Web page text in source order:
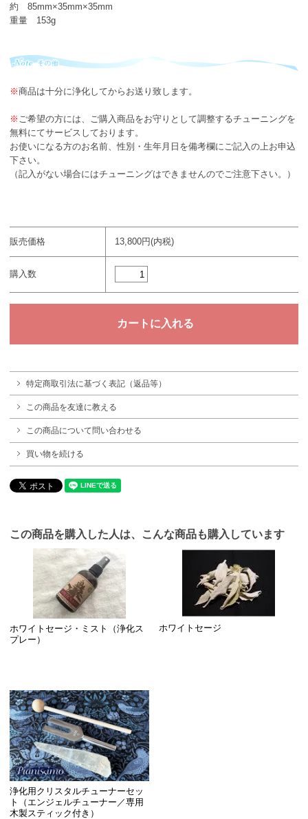
約 85mm×35mm×35mm
重量 153g
※商品は十分に浄化してからお送り致します。
※ ご希望の方には、ご購入商品をお守りとして調整するチューニングを
無料にてサービスしております。
お使いになる方のお名前、性別・生年月日を備考欄にご記入の上お申込
下さい。
（記入がない場合にはチューニングはできませんのでご注意下さい。）
販売価格 13,800円(内税)
購入数
特定商取引法に基づく表記（返品等）
この商品を友達に教える
この商品について問い合わせる
買い物を続ける
この商品を購入した人は、こんな商品も購入しています
ホワイトセージ・ミスト（浄化ス
プレー）
ホワイトセージ
浄化用クリスタルチューナーセッ
ト（エンジェルチューナー／専用
木製スティック付き）